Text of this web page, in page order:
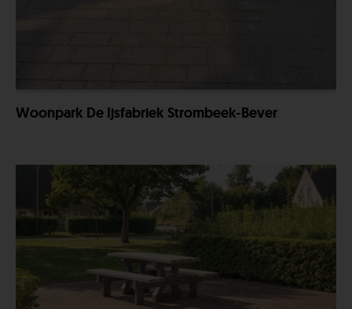
Woonpark De Ijsfabriek Strombeek-Bever